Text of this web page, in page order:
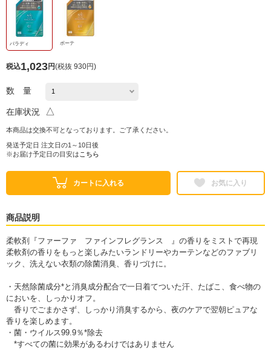
パラディ ボーテ
税込1,023円(税抜 930円)
数 量
在庫状況 △
本商品は交換不可となっております。ご了承ください。
発送予定日 注文日の1～10日後
※お届け予定日の目安は こちら
カートに入れる お気に入り
商品説明
柔軟剤『ファーファ ファインフレグランス 』の香りをミストで再現
柔軟剤の香りをもっと楽しみたいランドリーやカーテンなどのファブリ
ック、洗えない衣類の除菌消臭、香りづけに。
・天然除菌成分*と消臭成分配合で一日着てついた汗、たばこ、食べ物の
においを、しっかりオフ。
香りでごまかさず、しっかり消臭するから、夜のケアで翌朝ピュアな
香りを楽しめます。
・菌・ウイルス99.9％*除去
*すべての菌に効果があるわけではありません